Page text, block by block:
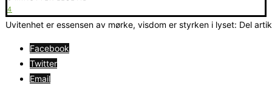
4
Uvitenhet er essensen av mørke, visdom er styrken i lyset: Del
Facebook
Twitter
Email